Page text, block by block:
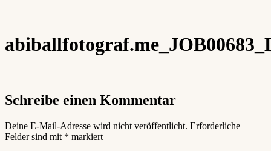
Schreibe einen Kommentar
Deine E-Mail-Adresse wird nicht veröffentlicht. Erforderliche
Felder sind mit * markiert